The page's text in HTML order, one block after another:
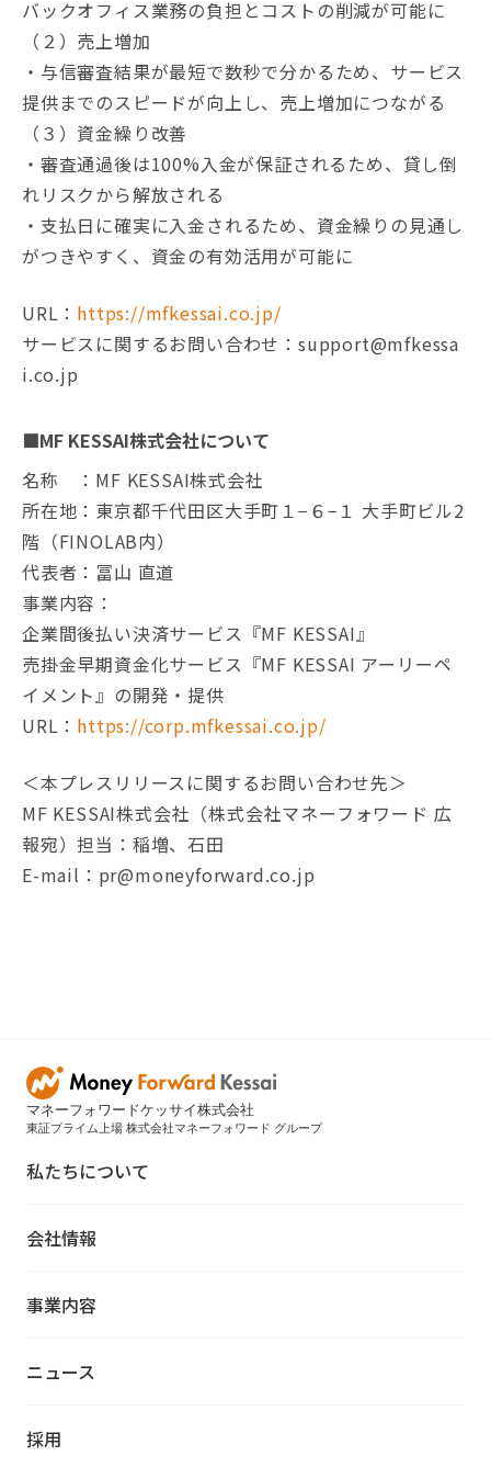
バックオフィス業務の負担とコストの削減が可能に
（２）売上増加
・与信審査結果が最短で数秒で分かるため、サービス
提供までのスピードが向上し、売上増加につながる
（３）資金繰り改善
・審査通過後は100%入金が保証されるため、貸し倒
れリスクから解放される
・支払日に確実に入金されるため、資金繰りの見通し
がつきやすく、資金の有効活用が可能に
URL： https://mfkessai.co.jp/
サービスに関するお問い合わせ：support@mfkessa
i.co.jp
■MF KESSAI株式会社について
名称 ：MF KESSAI株式会社
所在地：東京都千代田区大手町１−６−１ 大手町ビル2
階（FINOLAB内）
代表者：冨山 直道
事業内容：
企業間後払い決済サービス『MF KESSAI』
売掛金早期資金化サービス『MF KESSAI アーリーペ
イメント』の開発・提供
URL： https://corp.mfkessai.co.jp/
＜本プレスリリースに関するお問い合わせ先＞
MF KESSAI株式会社（株式会社マネーフォワード 広
報宛）担当：稲増、石田
E-mail：pr@moneyforward.co.jp
マネーフォワードケッサイ株式会社
東証プライム上場 株式会社マネーフォワード グループ
私たちについて
会社情報
事業内容
ニュース
採用